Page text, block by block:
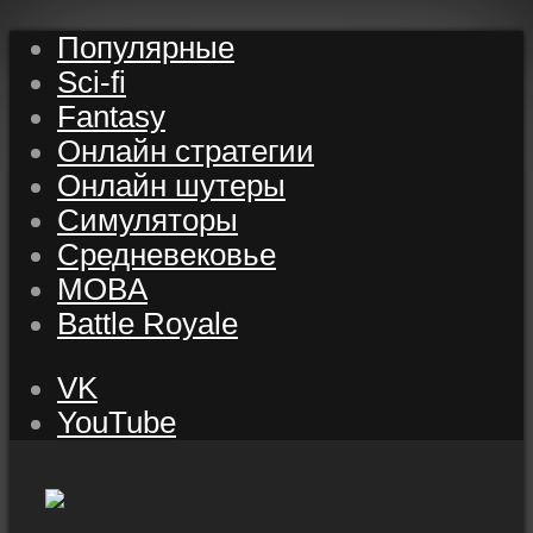
Популярные
Sci-fi
Fantasy
Онлайн стратегии
Онлайн шутеры
Симуляторы
Средневековье
MOBA
Battle Royale
VK
YouTube